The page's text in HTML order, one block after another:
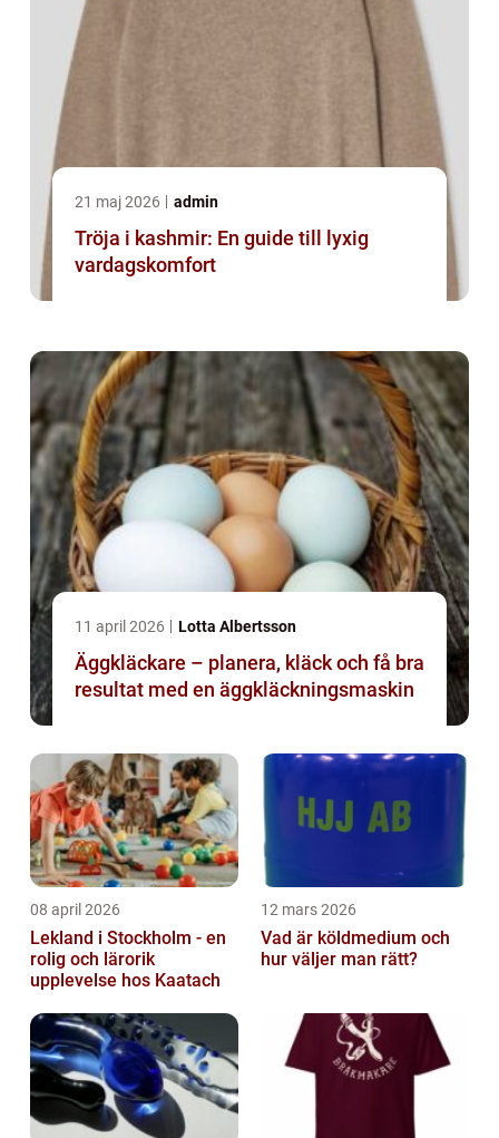
21 maj 2026 admin
Tröja i kashmir: En guide till lyxig
vardagskomfort
11 april 2026 Lotta Albertsson
Äggkläckare – planera, kläck och få bra
resultat med en äggkläckningsmaskin
08 april 2026
Lekland i Stockholm - en
rolig och lärorik
upplevelse hos Kaatach
12 mars 2026
Vad är köldmedium och
hur väljer man rätt?